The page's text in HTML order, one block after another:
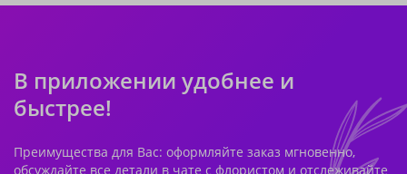
В приложении удобнее и
быстрее!
Преимущества для Вас: оформляйте заказ мгновенно,
обсуждайте все детали в чате с флористом и отслеживайте